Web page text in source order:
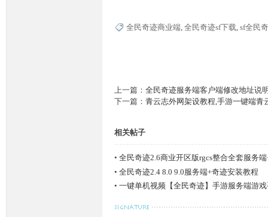
全民奇迹商业端, 全民奇迹sf下载, sf全民
上一篇： 全民奇迹服务端客户端修改地址说
下一篇： 青云志外网架设教程,手游一键端青
相关帖子
• 全民奇迹2.6商业开区版rgcs整合全套服务
多..
• 全民奇迹2.4 8.0 9.0服务端+奇迹安装教程
• 一键单机视频【全民奇迹】手游服务端游